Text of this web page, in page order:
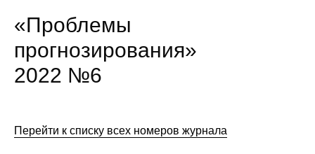
О нас
Об институте
Администрация
«Проблемы
прогнозирования»
2022 №6
Перейти к списку всех номеров журнала